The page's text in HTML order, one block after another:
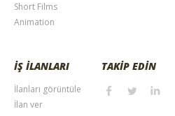
Short Films
Animation
İŞ İLANLARI
İlanları görüntüle
İlan ver
TAKİP EDİN